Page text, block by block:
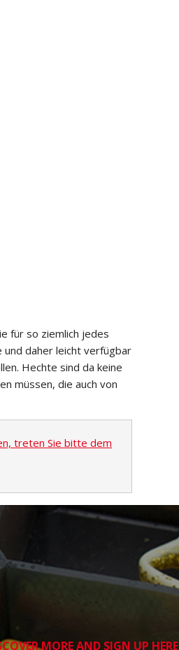
für so ziemlich jedes
und daher leicht verfügbar
Hechte sind da keine
müssen, die auch von
treten Sie bitte dem
MORE AND SIGN UP HERE